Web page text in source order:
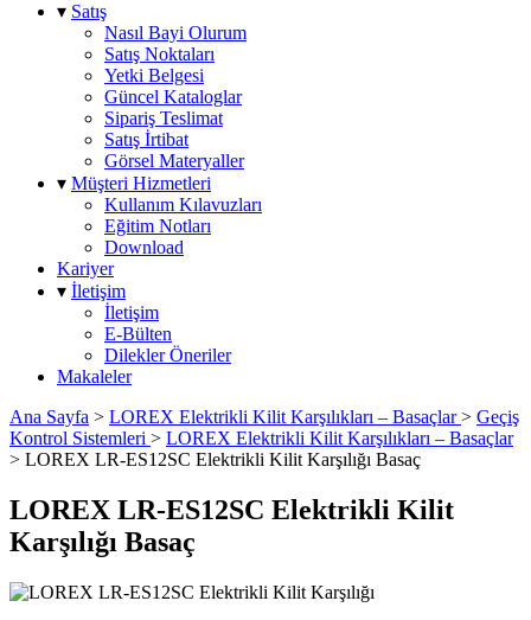
▾ Satış
Nasıl Bayi Olurum
Satış Noktaları
Yetki Belgesi
Güncel Kataloglar
Sipariş Teslimat
Satış İrtibat
Görsel Materyaller
▾ Müşteri Hizmetleri
Kullanım Kılavuzları
Eğitim Notları
Download
Kariyer
▾ İletişim
İletişim
E-Bülten
Dilekler Öneriler
Makaleler
Ana Sayfa > LOREX Elektrikli Kilit Karşılıkları – Basaçlar> Geçiş
Kontrol Sistemleri > LOREX Elektrikli Kilit Karşılıkları – Basaçlar
> LOREX LR-ES12SC Elektrikli Kilit Karşılığı Basaç
LOREX LR-ES12SC Elektrikli Kilit
Karşılığı Basaç